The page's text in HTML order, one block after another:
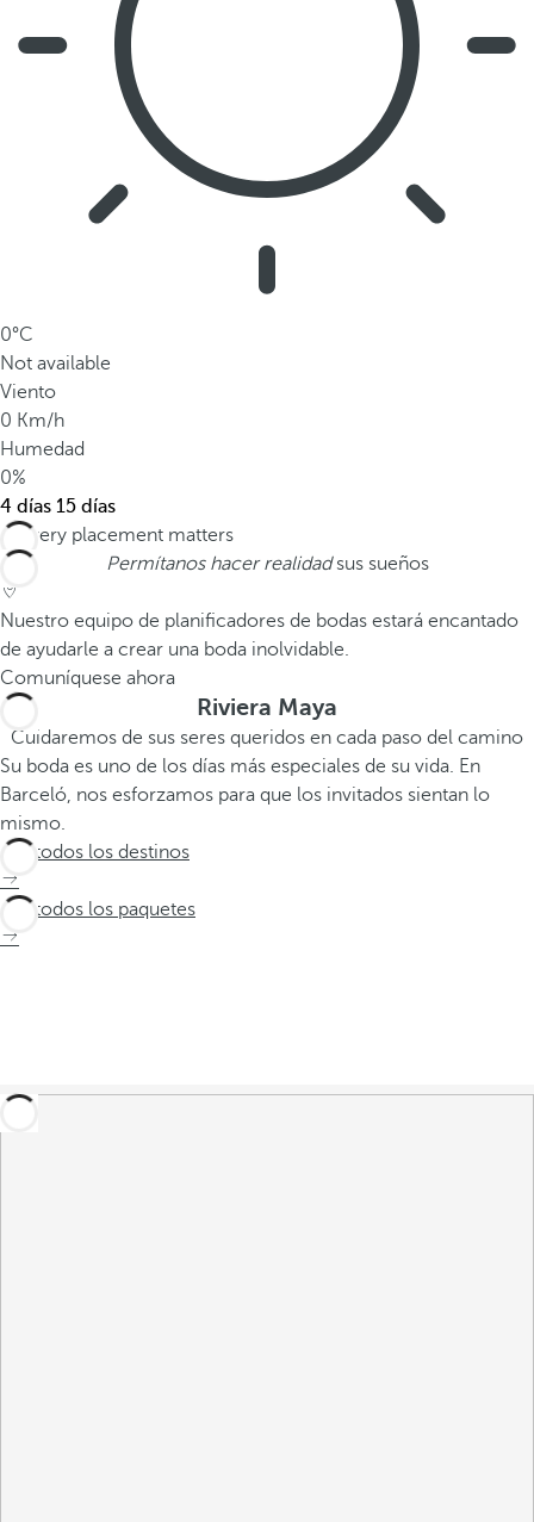
0°C
Not available
Viento
0 Km/h
Humedad
0%
4 días 15 días
Permítanos hacer realidadsus sueños
Nuestro equipo de planificadores de bodas estará encantado
de ayudarle a crear una boda inolvidable.
Comuníquese ahora
Riviera Maya
Cuidaremos de sus seres queridos en cada paso del camino
Su boda es uno de los días más especiales de su vida. En
Barceló, nos esforzamos para que los invitados sientan lo
mismo.
Ver todos los destinos
Ver todos los paquetes